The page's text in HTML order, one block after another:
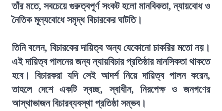
তাঁর মতে, সবচেয়ে গুরুত্বপূর্ণ সংকট হলো মানবিকতা, ন্যায়বোধ ও
নৈতিক মূল্যবোধে সমৃদ্ধ বিচারকের ঘাটতি।
তিনি বলেন, বিচারকের দায়িত্ব অন্য যেকোনো চাকরির মতো নয়।
এই দায়িত্ব পালনের জন্য ন্যায়বিচার প্রতিষ্ঠার মানসিকতা থাকতে
হবে। বিচারকরা যদি সেই আদর্শ নিয়ে দায়িত্ব পালন করেন,
তাহলে দেশে একটি স্বচ্ছ, স্বাধীন, নিরপেক্ষ ও জনগণের
আস্থাভাজন বিচারব্যবস্থা প্রতিষ্ঠা সম্ভব।